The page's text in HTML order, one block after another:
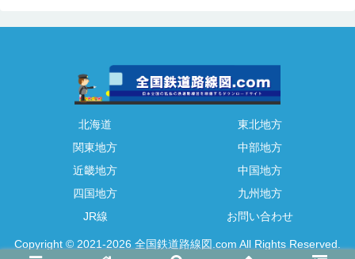
北海道
東北地方
関東地方
中部地方
近畿地方
中国地方
四国地方
九州地方
JR線
お問い合わせ
Copyright © 2021-2026 全国鉄道路線図.com All Rights Reserved.